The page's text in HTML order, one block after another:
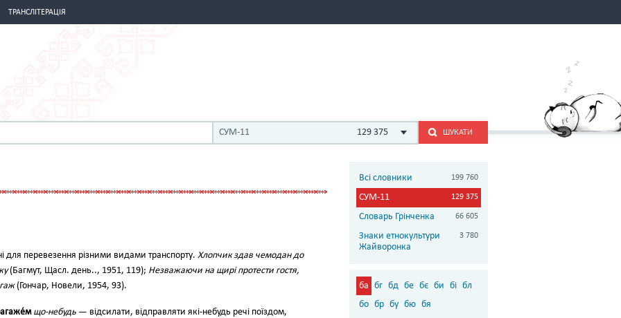
ТРАНСЛІТЕРАЦІЯ
СУМ-11 129 375 ШУКАТИ
для перевезення різними видами транспорту. Хлопчик здав чемодан до
(Багмут, Щасл. день.., 1951, 119); Незважаючи на щирі протести гостя,
(Гончар, Новели, 1954, 93).
що-небудь — відсилати, відправляти які-небудь речі поїздом,
Всі словники 199 760
СУМ-11 129 375
Словарь Грінченка 66 605
Знаки етнокультури
Жайворонка
3 780
ба бг бд бе бє би бі бл
бо бр бу бю бя